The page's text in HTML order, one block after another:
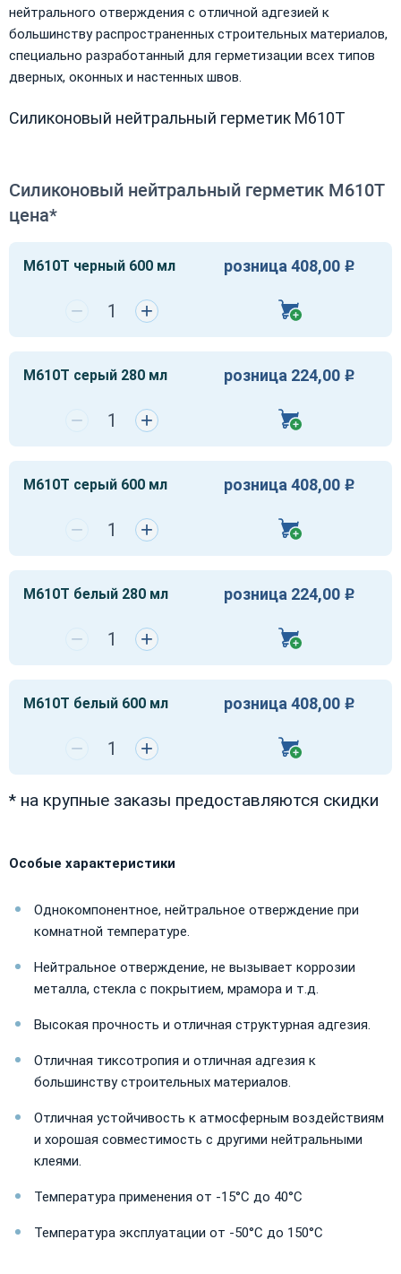
нейтрального отверждения с отличной адгезией к
большинству распространенных строительных материалов,
специально разработанный для герметизации всех типов
дверных, оконных и настенных швов.
Силиконовый нейтральный герметик M610T
Силиконовый нейтральный герметик M610T
цена*
M610T черный 600 мл розница 408,00 Р
− +
M610T серый 280 мл розница 224,00 Р
− +
M610T серый 600 мл розница 408,00 Р
− +
M610T белый 280 мл розница 224,00 Р
− +
M610T белый 600 мл розница 408,00 Р
− +
* на крупные заказы предоставляются скидки
Особые характеристики
Однокомпонентное, нейтральное отверждение при
комнатной температуре.
Нейтральное отверждение, не вызывает коррозии
металла, стекла с покрытием, мрамора и т.д.
Высокая прочность и отличная структурная адгезия.
Отличная тиксотропия и отличная адгезия к
большинству строительных материалов.
Отличная устойчивость к атмосферным воздействиям
и хорошая совместимость с другими нейтральными
клеями.
Температура применения от -15°C до 40°C
Температура эксплуатации от -50°C до 150°C